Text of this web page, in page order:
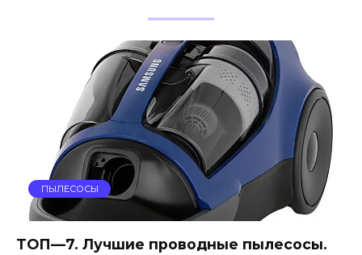
ПЫЛЕСОСЫ
ТОП—7. Лучшие проводные пылесосы.